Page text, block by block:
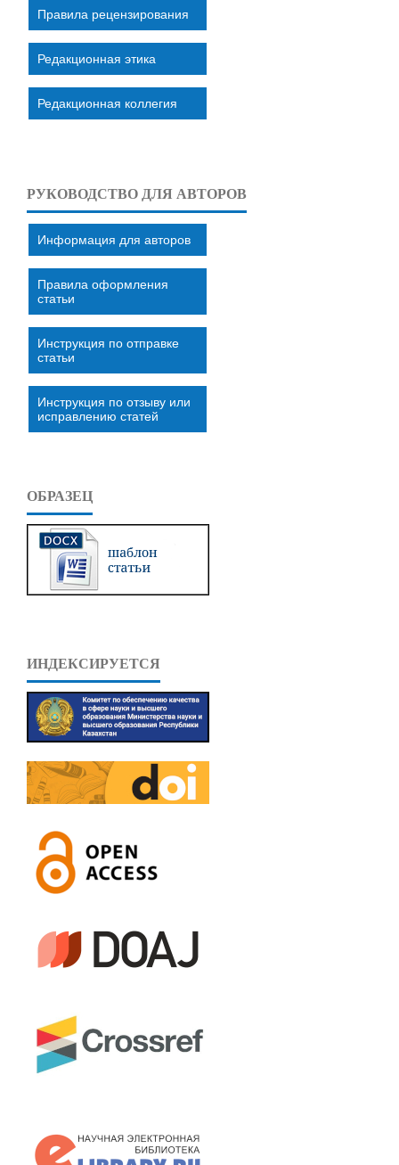
Правила рецензирования
Редакционная этика
Редакционная коллегия
РУКОВОДСТВО ДЛЯ АВТОРОВ
Информация для авторов
Правила оформления
статьи
Инструкция по отправке
статьи
Инструкция по отзыву или
исправлению статей
ОБРАЗЕЦ
ИНДЕКСИРУЕТСЯ